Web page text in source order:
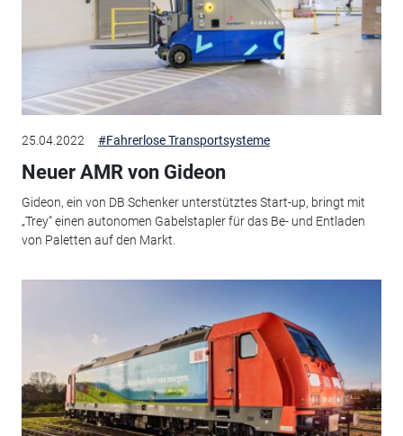
25.04.2022 #Fahrerlose Transportsysteme
Neuer AMR von Gideon
Gideon, ein von DB Schenker unterstütztes Start-up, bringt mit
„Trey“ einen autonomen Gabelstapler für das Be- und Entladen
von Paletten auf den Markt.